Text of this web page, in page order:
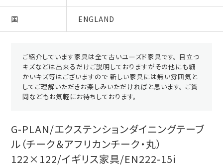
国 ENGLAND
ご紹介しています家具は全て古いユーズド家具です。 目立つ
キズなどは出来るだけご説明しておりますがその他にも細
かいキズ等はございますので 新しい家具には無い雰囲気と
してご理解いただきお楽しみいただければと思います。 ご質
問などもお気軽にお待ちしております。
G-PLAN/エクステンションダイニングテーブ
ル（チーク＆アフリカンチーク・丸）
122×122/イギリス家具/EN222-15i